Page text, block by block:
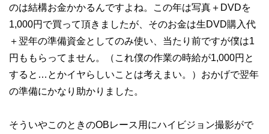
のは結構お金かかるんですよね。この年は写真＋DVDを
1,000円で買って頂きましたが、そのお金は生DVD購入代
＋翌年の準備資金としてのみ使い、当たり前ですが僕は1
円ももらってません。（これ僕の作業の時給が1,000円と
すると…とかイヤらしいことは考えまい。）おかげで翌年
の準備にかなり助かりました。
そういやこのときのOBレース用にハイビジョン撮影がで